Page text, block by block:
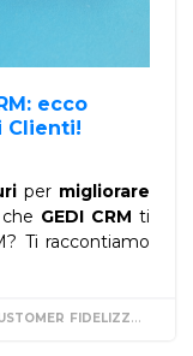
ecco
Clienti!
per migliorare
GEDI CRM ti
Ti raccontiamo
FIDELIZZAZIONE